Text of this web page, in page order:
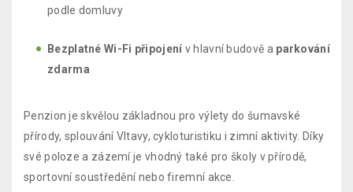
podle domluvy
Bezplatné Wi-Fi připojení v hlavní budově a parkování
zdarma
Penzion je skvělou základnou pro výlety do šumavské
přírody, splouvání Vltavy, cykloturistiku i zimní aktivity. Díky
své poloze a zázemí je vhodný také pro školy v přírodě,
sportovní soustředění nebo firemní akce.